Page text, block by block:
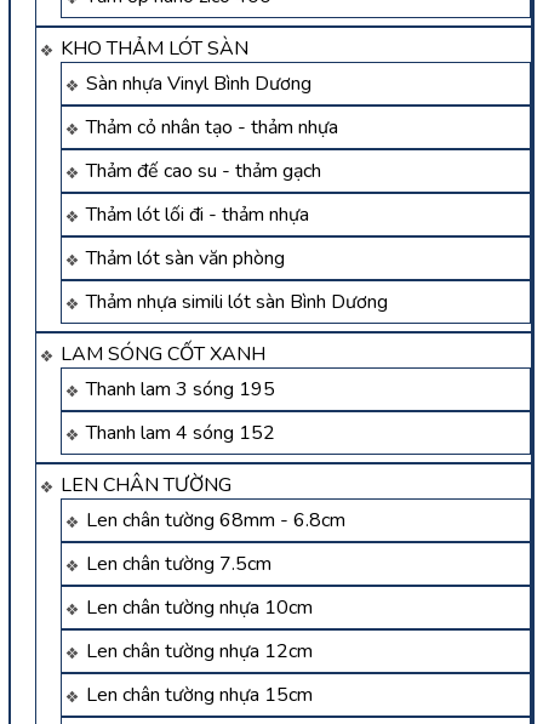
KHO THẢM LÓT SÀN
Sàn nhựa Vinyl Bình Dương
Thảm cỏ nhân tạo - thảm nhựa
Thảm đế cao su - thảm gạch
Thảm lót lối đi - thảm nhựa
Thảm lót sàn văn phòng
Thảm nhựa simili lót sàn Bình Dương
LAM SÓNG CỐT XANH
Thanh lam 3 sóng 195
Thanh lam 4 sóng 152
LEN CHÂN TƯỜNG
Len chân tường 68mm - 6.8cm
Len chân tường 7.5cm
Len chân tường nhựa 10cm
Len chân tường nhựa 12cm
Len chân tường nhựa 15cm